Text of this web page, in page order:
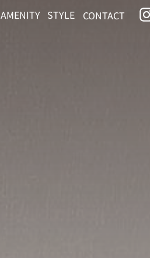
AMENITY STYLE CONTACT